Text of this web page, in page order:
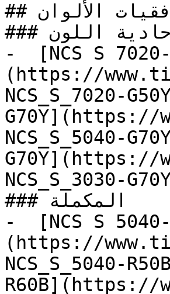
## توافقيات الألوان
### أحادية اللون
-  [NCS S 7020-
(https://
NCS_S_7020-
G70Y](https://
NCS_S_5040-
G70Y](https://
NCS_S_3030-
### المكملة
-  [NCS S 5040-
(https://
NCS_S_5040-
R60B](https://